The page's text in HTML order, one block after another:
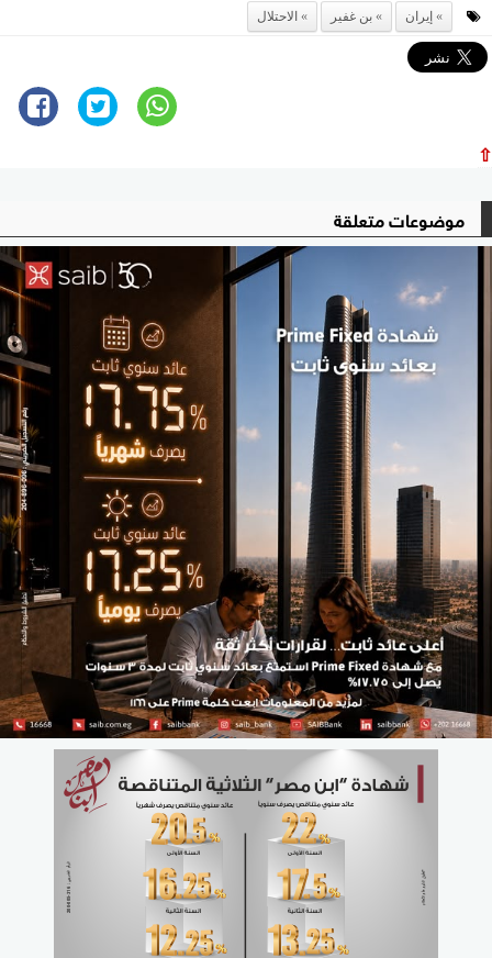
إيران بن غفير الاحتلال
⇧
موضوعات متعلقة